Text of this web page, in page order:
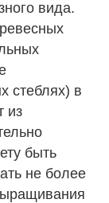
вида.
стеблях) в
из
быть
не более